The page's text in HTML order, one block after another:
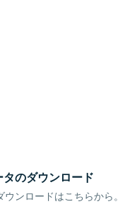
のダウンロード
ンロードはこちらから。